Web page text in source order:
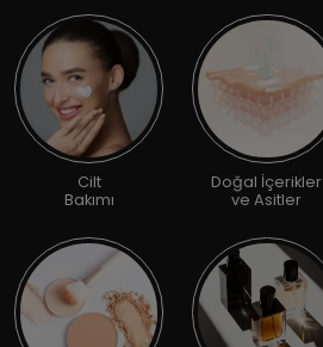
Cilt
Bakımı
Doğal İçerikler
ve Asitler